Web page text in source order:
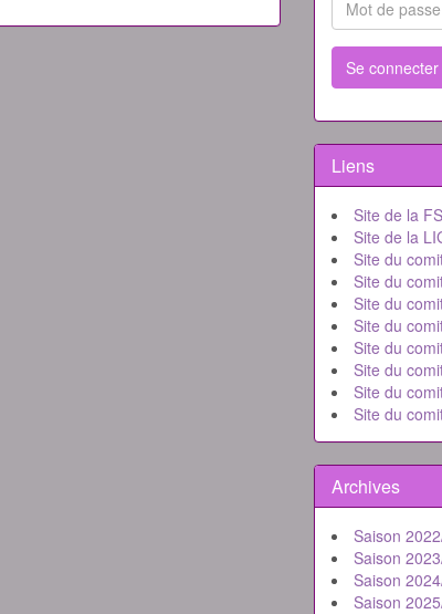
Se connecter
Liens
Site de la
Site de la
Site du
Site du
Site du
Site du
Site du
Site du
Site du
Site du
Archives
Saison
Saison
Saison
Saison